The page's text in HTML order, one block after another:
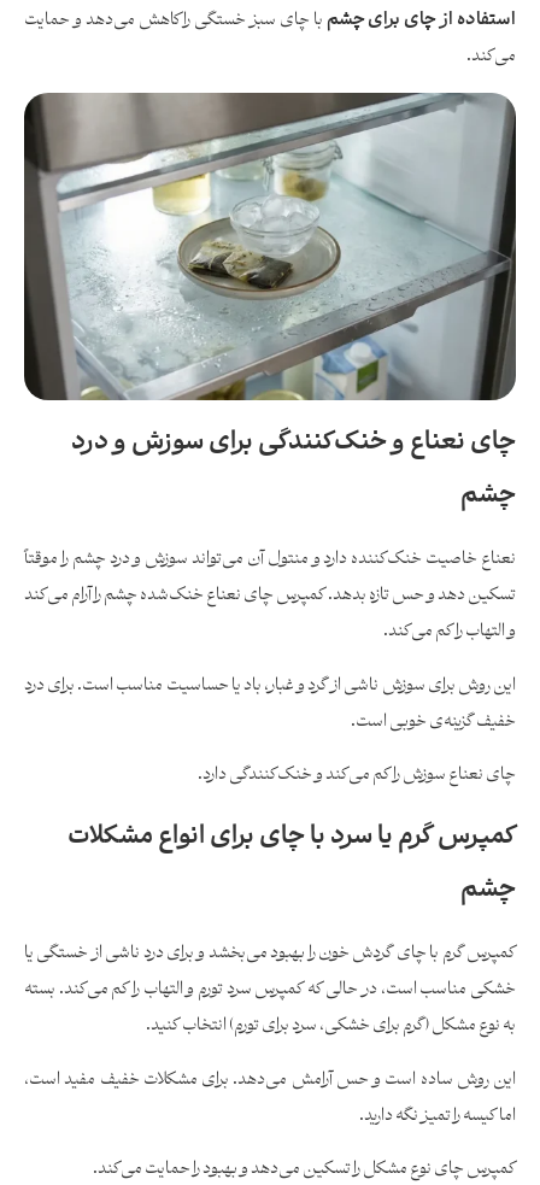
استفاده از چای برای چشم با چای سبز خستگی را کاهش می‌دهد و حمایت
می‌کند.
چای نعناع و خنک‌کنندگی برای سوزش و درد
چشم
نعناع خاصیت خنک‌کننده دارد و منتول آن می‌تواند سوزش و درد چشم را موقتاً
تسکین دهد و حس تازه بدهد. کمپرس چای نعناع خنک‌شده چشم را آرام می‌کند
و التهاب را کم می‌کند.
این روش برای سوزش ناشی از گرد و غبار، باد یا حساسیت مناسب است. برای درد
خفیف گزینه‌ی خوبی است.
چای نعناع سوزش را کم می‌کند و خنک‌کنندگی دارد.
کمپرس گرم یا سرد با چای برای انواع مشکلات
چشم
کمپرس گرم با چای گردش خون را بهبود می‌بخشد و برای درد ناشی از خستگی یا
خشکی مناسب است، در حالی که کمپرس سرد تورم و التهاب را کم می‌کند. بسته
به نوع مشکل (گرم برای خشکی، سرد برای تورم) انتخاب کنید.
این روش ساده است و حس آرامش می‌دهد. برای مشکلات خفیف مفید است،
اما کیسه را تمیز نگه دارید.
کمپرس چای نوع مشکل را تسکین می‌دهد و بهبود را حمایت می‌کند.